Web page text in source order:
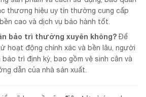
thương hiệu uy tín thường cung cấp
cao và dịch vụ bảo hành tốt.
bảo trì thường xuyên không?Để
hoạt động chính xác và bền lâu, người
trì định kỳ, bao gồm vệ sinh cân và
dẫn của nhà sản xuất.